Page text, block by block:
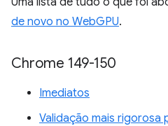
de novo no WebGPU.
Chrome 149-150
Imediatos
Validação mais rigorosa